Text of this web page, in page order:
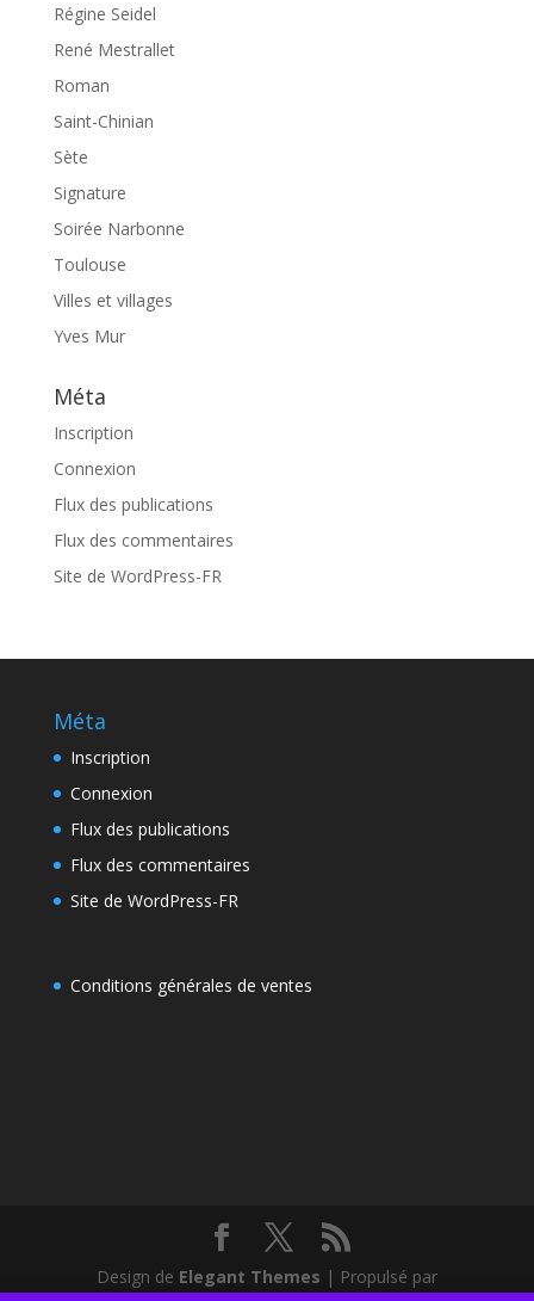
Régine Seidel
René Mestrallet
Roman
Saint-Chinian
Sète
Signature
Soirée Narbonne
Toulouse
Villes et villages
Yves Mur
Méta
Inscription
Connexion
Flux des publications
Flux des commentaires
Site de WordPress-FR
Méta
Inscription
Connexion
Flux des publications
Flux des commentaires
Site de WordPress-FR
Conditions générales de ventes
Design de Elegant Themes | Propulsé par